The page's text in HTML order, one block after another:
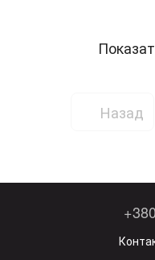
Назад